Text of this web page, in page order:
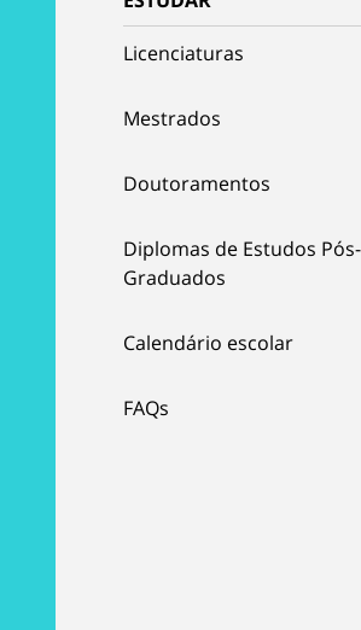
Licenciaturas
Mestrados
Doutoramentos
Diplomas de Estudos Pós-
Graduados
Calendário escolar
FAQs